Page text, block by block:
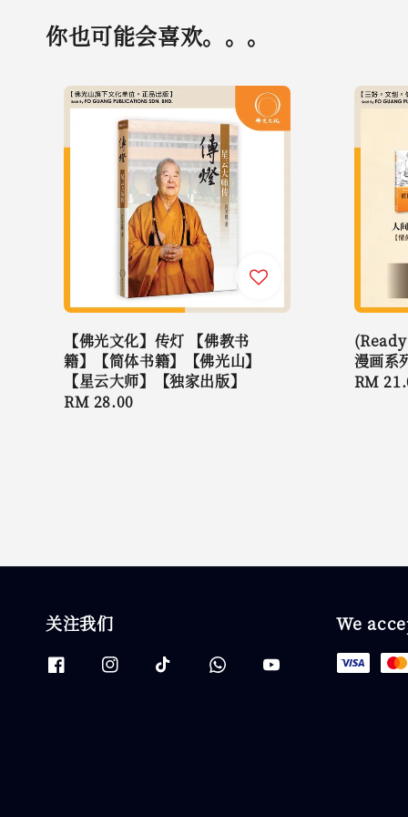
你也可能会喜欢。。。
【佛光文化】传灯 【佛教书
籍】【简体书籍】【佛光山】
【星云大师】【独家出版】
Regular
RM 28.00
漫画系
RM
关注我们 We